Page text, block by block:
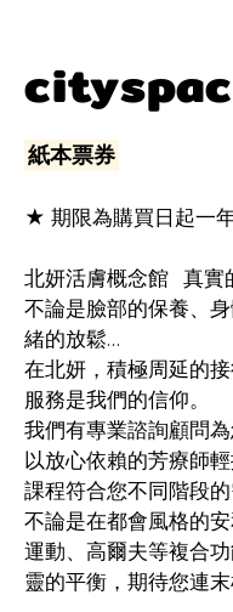
紙本票券
★ 期限為購買日起一
北妍活膚概念館   真
不論是臉部的保養、
緒的放鬆…
在北妍，積極周延的
服務是我們的信仰。
我們有專業諮詢顧問
以放心依賴的芳療師
課程符合您不同階段的
不論是在都會風格的
運動、高爾夫等複合
靈的平衡，期待您連